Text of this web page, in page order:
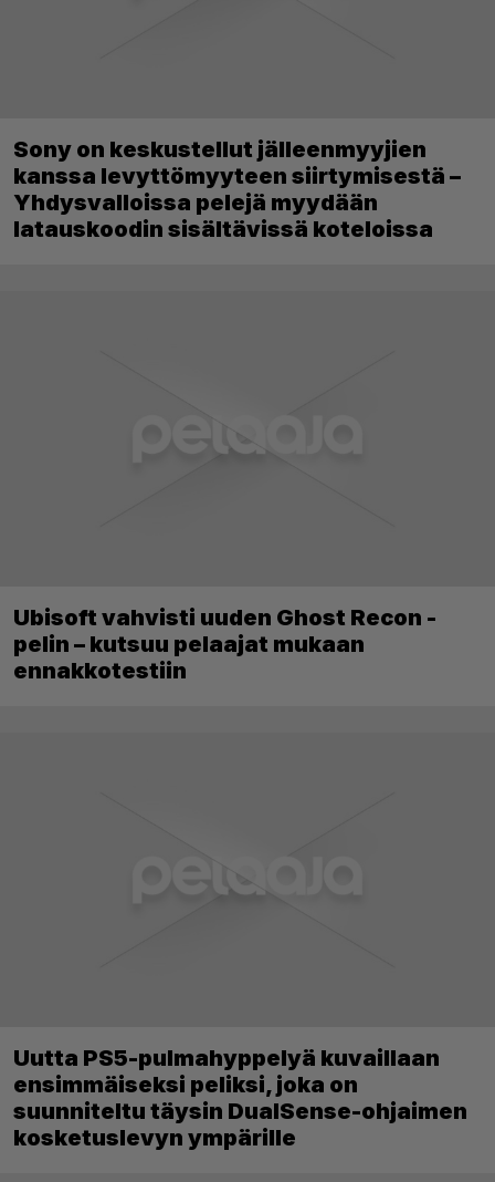
Sony on keskustellut jälleenmyyjien
kanssa levyttömyyteen siirtymisestä –
Yhdysvalloissa pelejä myydään
latauskoodin sisältävissä koteloissa
Ubisoft vahvisti uuden Ghost Recon -
pelin – kutsuu pelaajat mukaan
ennakkotestiin
Uutta PS5-pulmahyppelyä kuvaillaan
ensimmäiseksi peliksi, joka on
suunniteltu täysin DualSense-ohjaimen
kosketuslevyn ympärille